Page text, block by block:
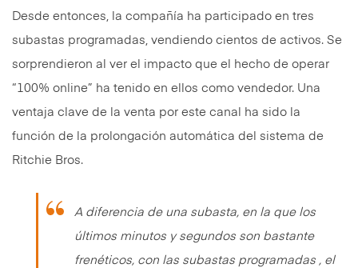
Desde entonces, la compañía ha participado en tres
subastas programadas, vendiendo cientos de activos. Se
sorprendieron al ver el impacto que el hecho de operar
“100% online” ha tenido en ellos como vendedor. Una
ventaja clave de la venta por este canal ha sido la
función de la prolongación automática del sistema de
Ritchie Bros.
A diferencia de una subasta, en la que los
últimos minutos y segundos son bastante
frenéticos, con las subastas programadas , el